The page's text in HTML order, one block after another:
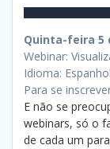
Quinta-feira 5
Webinar:
Idioma: Espanhol
Para se
E não se
webinars, só o
de cada um